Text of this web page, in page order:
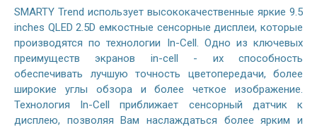
SMARTY Trend использует высококачественные яркие 9.5
inches QLED 2.5D емкостные сенсорные дисплеи, которые
производятся по технологии In-Cell. Одно из ключевых
преимуществ экранов in-cell - их способность
обеспечивать лучшую точность цветопередачи, более
широкие углы обзора и более четкое изображение.
Технология In-Cell приближает сенсорный датчик к
дисплею, позволяя Вам наслаждаться более ярким и